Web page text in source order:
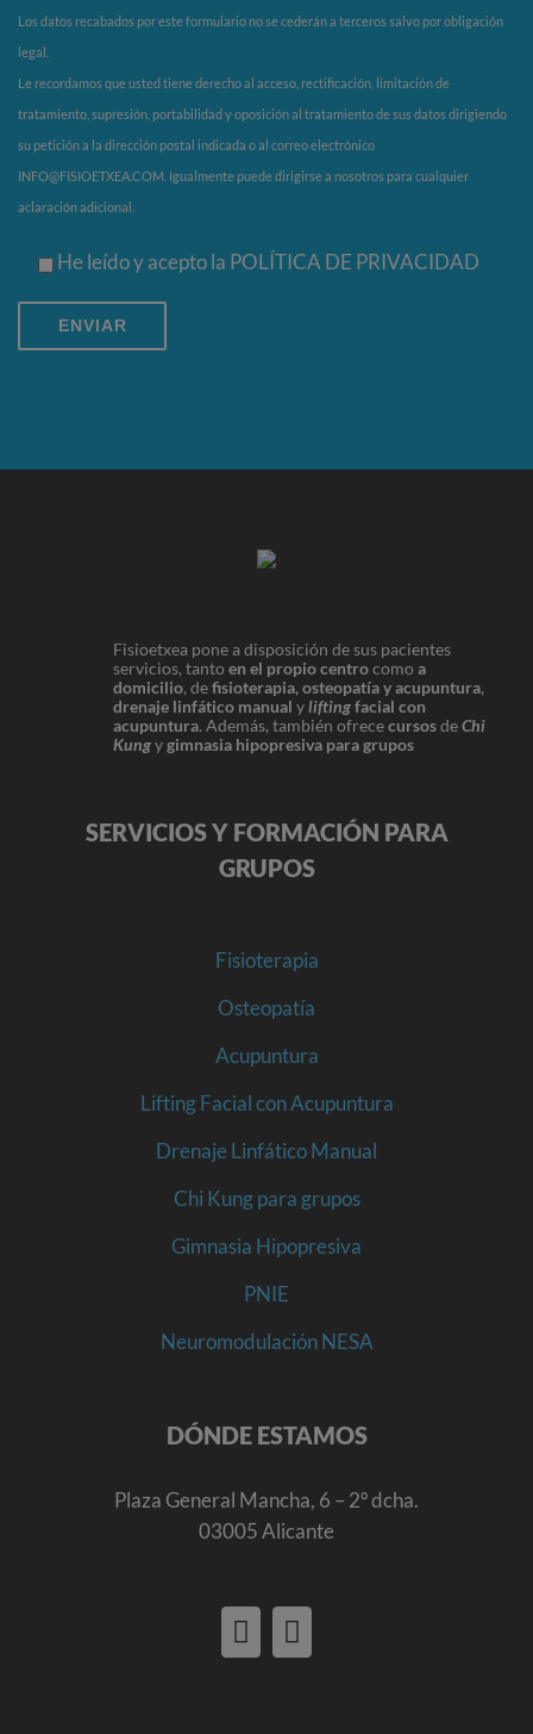
Los datos recabados por este formulario no se cederán a terceros salvo por obligación
legal.
Le recordamos que usted tiene derecho al acceso, rectificación, limitación de
tratamiento, supresión, portabilidad y oposición al tratamiento de sus datos dirigiendo
su petición a la dirección postal indicada o al correo electrónico
INFO@FISIOETXEA.COM. Igualmente puede dirigirse a nosotros para cualquier
aclaración adicional.
He leído y acepto la POLÍTICA DE PRIVACIDAD
Fisioetxea pone a disposición de sus pacientes
servicios, tanto en el propio centrocomo a
domicilio, defisioterapia, osteopatía y acupuntura,
drenaje linfático manual yliftingfacial con
acupuntura. Además, también ofrececursosdeChi
Kungygimnasia hipopresiva para grupos
SERVICIOS Y FORMACIÓN PARA
GRUPOS
Fisioterapia
Osteopatía
Acupuntura
Lifting Facial con Acupuntura
Drenaje Linfático Manual
Chi Kung para grupos
Gimnasia Hipopresiva
PNIE
Neuromodulación NESA
DÓNDE ESTAMOS
Plaza General Mancha, 6 – 2º dcha.
03005 Alicante